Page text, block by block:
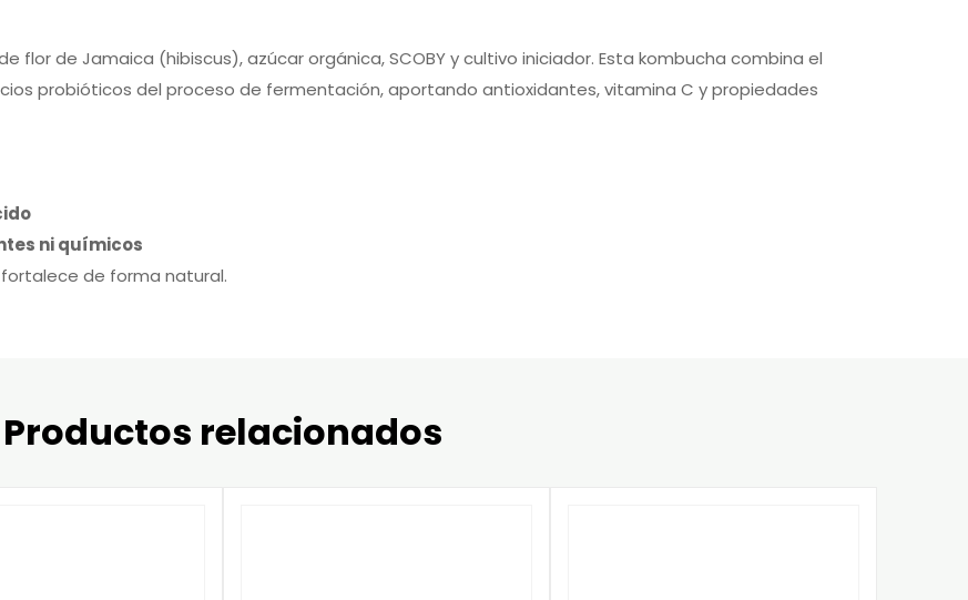
de Jamaica (hibiscus), azúcar orgánica, SCOBY y cultivo iniciador. Esta kombucha combina el
probióticos del proceso de fermentación, aportando antioxidantes, vitamina C y propiedades
ni químicos
de forma natural.
Productos relacionados